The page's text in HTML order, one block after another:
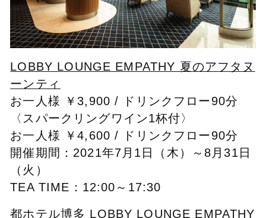
LOBBY LOUNGE EMPATHY 夏のアフタヌ
ーンティ
お一人様 ￥3,900 / ドリンクフロー90分
〈スパークリングワイン1杯付〉
お一人様 ￥4,600 / ドリンクフロー90分
開催期間：2021年7月1日（木）～8月31日
（火）
TEA TIME：12:00～17:30
都ホテル博多 LOBBY LOUNGE EMPATHY